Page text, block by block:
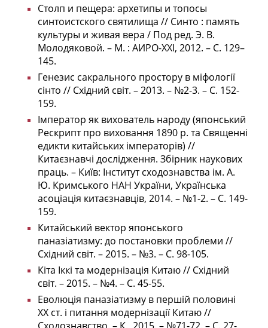
Столп и пещера: архетипы и топосы
синтоистского святилища // Синто : память
культуры и живая вера / Под ред. Э. В.
Молодяковой. – М. : АИРО-ХХI, 2012. – C. 129–
145.
Генезис сакрального простору в міфології
сінто // Східний світ. – 2013. – №2-3. – С. 152-
159.
Імператор як вихователь народу (японський
Рескрипт про виховання 1890 р. та Священні
едикти китайських імператорів) //
Китаєзнавчі дослідження. Збірник наукових
праць. – Київ: Інститут сходознавства ім. А.
Ю. Кримського НАН України, Українська
асоціація китаєзнавців, 2014. – №1-2. – С. 149-
159.
Китайський вектор японського
паназіатизму: до постановки проблеми //
Східний світ. – 2015. – №3. – С. 98-105.
Кіта Іккі та модернізація Китаю // Східний
світ. – 2015. – №4. – С. 45-55.
Еволюція паназіатизму в першій половині
ХХ ст. і питання модернізації Китаю //